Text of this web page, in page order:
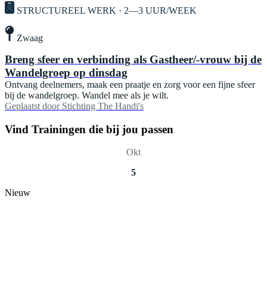
STRUCTUREEL WERK · 2—3 UUR/WEEK
Zwaag
Breng sfeer en verbinding als Gastheer/-vrouw bij de
Wandelgroep op dinsdag
Ontvang deelnemers, maak een praatje en zorg voor een fijne sfeer
bij de wandelgroep. Wandel mee als je wilt.
Geplaatst door Stichting The Handi's
Vind Trainingen die bij jou passen
Okt
5
Nieuw